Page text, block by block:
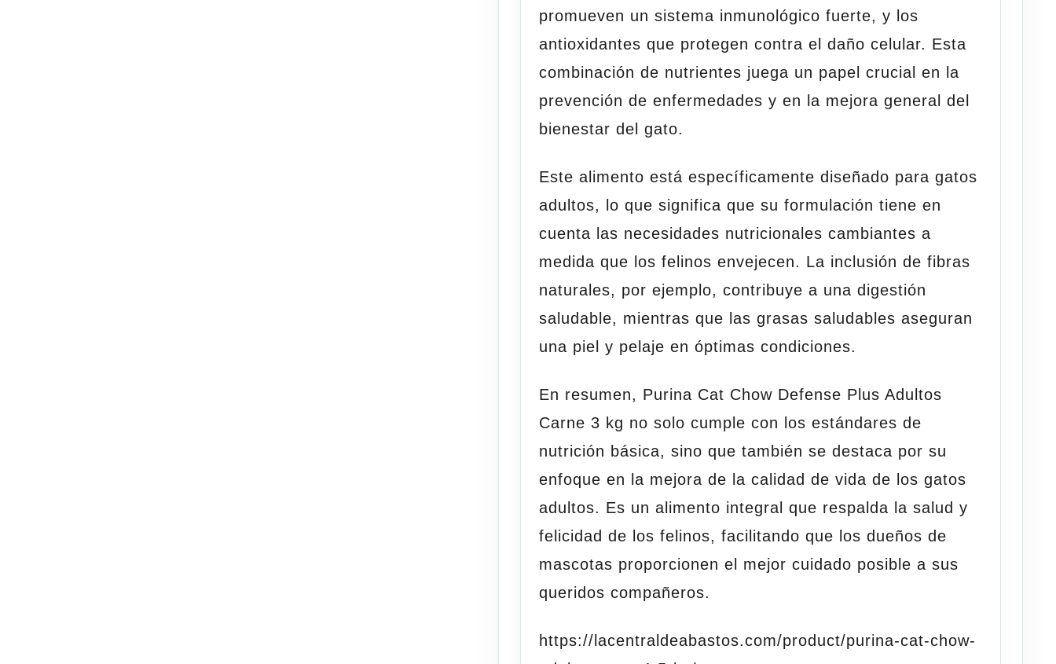
promueven un sistema inmunológico fuerte, y los
antioxidantes que protegen contra el daño celular. Esta
combinación de nutrientes juega un papel crucial en la
prevención de enfermedades y en la mejora general del
bienestar del gato.
Este alimento está específicamente diseñado para gatos
adultos, lo que significa que su formulación tiene en
cuenta las necesidades nutricionales cambiantes a
medida que los felinos envejecen. La inclusión de fibras
naturales, por ejemplo, contribuye a una digestión
saludable, mientras que las grasas saludables aseguran
una piel y pelaje en óptimas condiciones.
En resumen, Purina Cat Chow Defense Plus Adultos
Carne 3 kg no solo cumple con los estándares de
nutrición básica, sino que también se destaca por su
enfoque en la mejora de la calidad devida de los gatos
adultos. Es un alimento integral que respalda la salud y
felicidad de los felinos, facilitando que los dueños de
mascotas proporcionen el mejor cuidado posible a sus
queridos compañeros.
https://lacentraldeabastos.com/product/purina-cat-chow-